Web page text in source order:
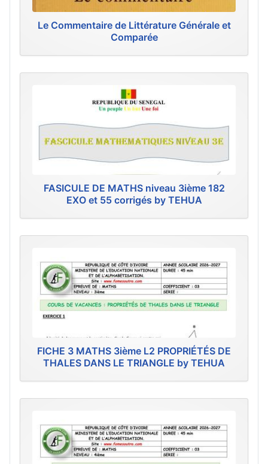
Le Commentaire de Littérature Générale et
Comparée
FASICULE DE MATHS niveau 3ième 182
EXO et 55 corrigés by TEHUA
FICHE 3 MATHS 3ième L2 PROPRIÉTÉS DE
THALES DANS LE TRIANGLE by TEHUA